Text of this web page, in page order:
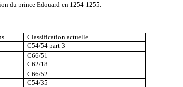
du prince Edouard en 1254-1255.
Classification actuelle
C54/54 part 3
C66/51
C62/18
C66/52
C54/35